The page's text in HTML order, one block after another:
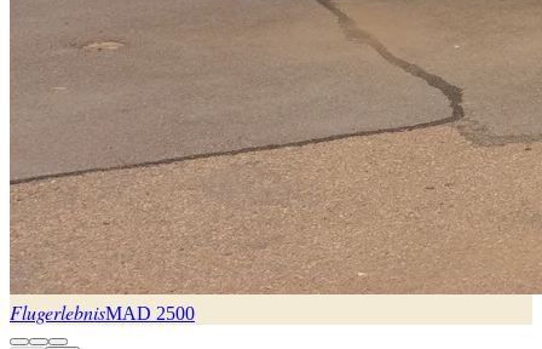
FlugerlebnisMAD 2500